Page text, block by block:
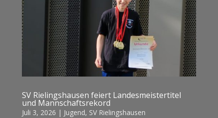
SV Rielingshausen feiert Landesmeistertitel
und Mannschaftsrekord
Juli 3, 2026 | Jugend, SV Rielingshausen